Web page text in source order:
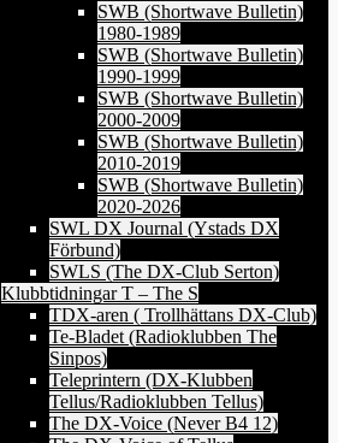
SWB (Shortwave Bulletin)
1980-1989
SWB (Shortwave Bulletin)
1990-1999
SWB (Shortwave Bulletin)
2000-2009
SWB (Shortwave Bulletin)
2010-2019
SWB (Shortwave Bulletin)
2020-2026
SWL DX Journal (Ystads DX
Förbund)
SWLS (The DX-Club Serton)
Klubbtidningar T – The S
TDX-aren ( Trollhättans DX-Club)
Te-Bladet (Radioklubben The
Sinpos)
Teleprintern (DX-Klubben
Tellus/Radioklubben Tellus)
The DX-Voice (Never B4 12)